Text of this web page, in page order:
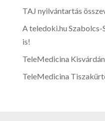
TAJ nyilvántartás
A teledoki.hu
is!
TeleMedicina
TeleMedicina